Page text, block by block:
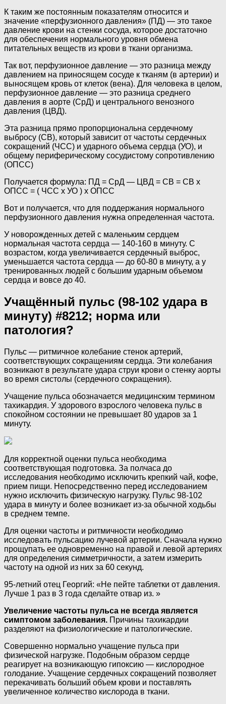
К таким же постоянным показателям относится и
значение «перфузионного давления» (ПД) — это такое
давление крови на стенки сосуда, которое достаточно
для обеспечения нормального уровня обмена
питательных веществ из крови в ткани организма.
Так вот, перфузионное давление — это разница между
давлением на приносящем сосуде к тканям (в артерии) и
выносящем кровь от клеток (вена). Для человека в целом,
перфузионное давление — это разница среднего
давления в аорте (СрД) и центрального венозного
давления (ЦВД).
Эта разница прямо пропорциональна сердечному
выбросу (СВ), который зависит от частоты сердечных
сокращений (ЧСС) и ударного объема сердца (УО), и
общему периферическому сосудистому сопротивлению
(ОПСС)
Получается формула: ПД = СрД — ЦВД = СВ = СВ х
ОПСС = ( ЧСС х УО ) х ОПСС
Вот и получается, что для поддержания нормального
перфузионного давления нужна определенная частота.
У новорожденных детей с маленьким сердцем
нормальная частота сердца — 140-160 в минуту. С
возрастом, когда увеличивается сердечный выброс,
уменьшается частота сердца — до 60-80 в минуту, а у
тренированных людей с большим ударным объемом
сердца и вовсе до 40.
Учащённый пульс (98-102 удара в
минуту) #8212; норма или
патология?
Пульс — ритмичное колебание стенок артерий,
соответствующих сокращениям сердца. Эти колебания
возникают в результате удара струи крови о стенку аорты
во время систолы (сердечного сокращения).
Учащение пульса обозначается медицинским термином
тахикардия. У здорового взрослого человека пульс в
спокойном состоянии не превышает 80 ударов за 1
минуту.
Для корректной оценки пульса необходима
соответствующая подготовка. За полчаса до
исследования необходимо исключить крепкий чай, кофе,
прием пищи. Непосредственно перед исследованием
нужно исключить физическую нагрузку. Пульс 98-102
удара в минуту и более возникает из-за обычной ходьбы
в среднем темпе.
Для оценки частоты и ритмичности необходимо
исследовать пульсацию лучевой артерии. Сначала нужно
прощупать ее одновременно на правой и левой артериях
для определения симметричности, а затем измерить
частоту на одной из них за 60 секунд.
95-летний отец Георгий: «Не пейте таблетки от давления.
Лучше 1 раз в 3 года сделайте отвар из. »
Увеличение частоты пульса не всегда является
симптомом заболевания. Причины тахикардии
разделяют на физиологические и патологические.
Совершенно нормально учащение пульса при
физической нагрузке. Подобным образом сердце
реагирует на возникающую гипоксию — кислородное
голодание. Учащение сердечных сокращений позволяет
перекачивать больший объем крови и поставлять
увеличенное количество кислорода в ткани.